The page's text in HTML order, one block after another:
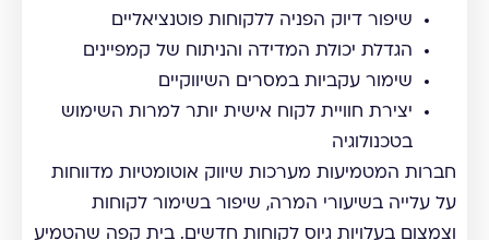
שיפור דיוק הפניה ללקוחות פוטנציאליים
הגדלת יכולת המדידה והניתוח של קמפיינים
שימור עקביות במסרים השיווקיים
יצירת חוויית לקוח אישית יותר למרות השימוש
בטכנולוגיה
חברות המטמיעות מערכות שיווק אוטומטיות מדווחות
על עלייה בשיעורי המרה, שיפור בשימור לקוחות
וצמצום בעלויות גיוס לקוחות חדשים. בית קפה שהטמיע